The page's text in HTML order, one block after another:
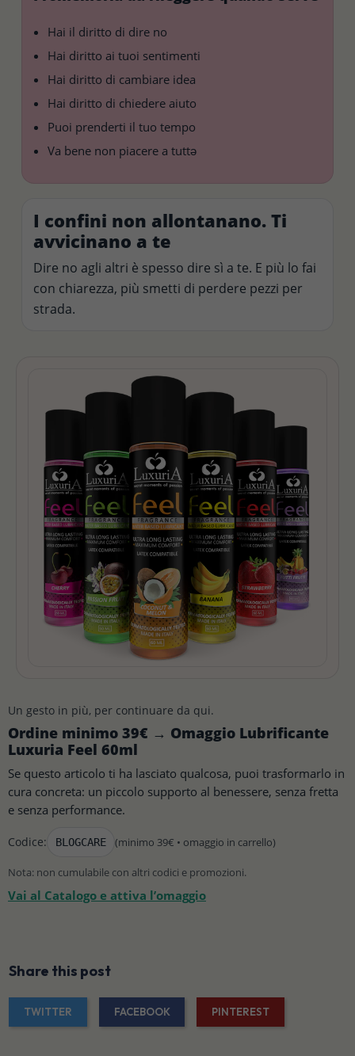
Hai il diritto di dire no
Hai diritto ai tuoi sentimenti
Hai diritto di cambiare idea
Hai diritto di chiedere aiuto
Puoi prenderti il tuo tempo
Va bene non piacere a tuttə
I confini non allontanano. Ti
avvicinano a te
Dire no agli altri è spesso dire sì a te. E più lo fai
con chiarezza, più smetti di perdere pezzi per
strada.
Un gesto in più, per continuare da qui.
Ordine minimo 39€ → Omaggio Lubrificante
Luxuria Feel 60ml
Se questo articolo ti ha lasciato qualcosa, puoi trasformarlo in
cura concreta: un piccolo supporto al benessere, senza fretta
e senza performance.
Codice: BLOGCARE (minimo 39€ • omaggio in carrello)
Nota: non cumulabile con altri codici e promozioni.
Vai al Catalogo e attiva l’omaggio
Share this post
TWITTER FACEBOOK PINTEREST